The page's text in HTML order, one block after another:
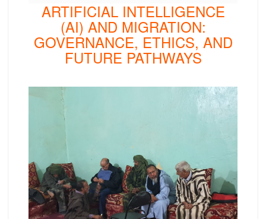
ARTIFICIAL INTELLIGENCE
(AI) AND MIGRATION:
GOVERNANCE, ETHICS, AND
FUTURE PATHWAYS